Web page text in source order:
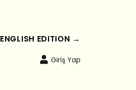
ENGLISH EDITION →
Giriş Yap